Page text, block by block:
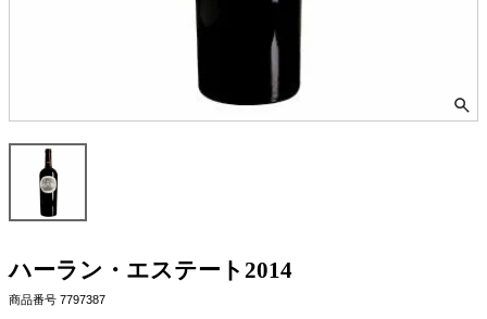
ハーラン・エステート2014
商品番号 7797387